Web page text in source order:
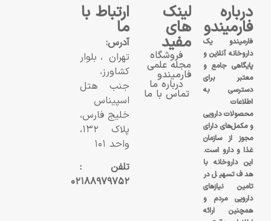
درباره
فارمیندو
فارمیندو یک
داروخانه آنلاین و
پایگاهی جامع و
معتبر برای
دسترسی به
اطلاعات
محصولات دارویی
و مکمل‌های دارای
مجوز از سازمان
غذا و دارو است.
این داروخانه با
هدف تسهیل در
تامین نیازهای
دارویی مردم و
همچنین ارائه
لینک
های
مفید
فروشگاه
مجله علمی
فارمیندو
درباره ما
تماس با ما
ارتباط با
ما
آدرس:
تهران، بلوار
کشاورز،
جنب هتل
اسپیناس
خلیج فارس،
پلاک ۱۳۲،
واحد ۱۰۱
تلفن :
۰۲۱۸۸۹۷۹۷۵۲